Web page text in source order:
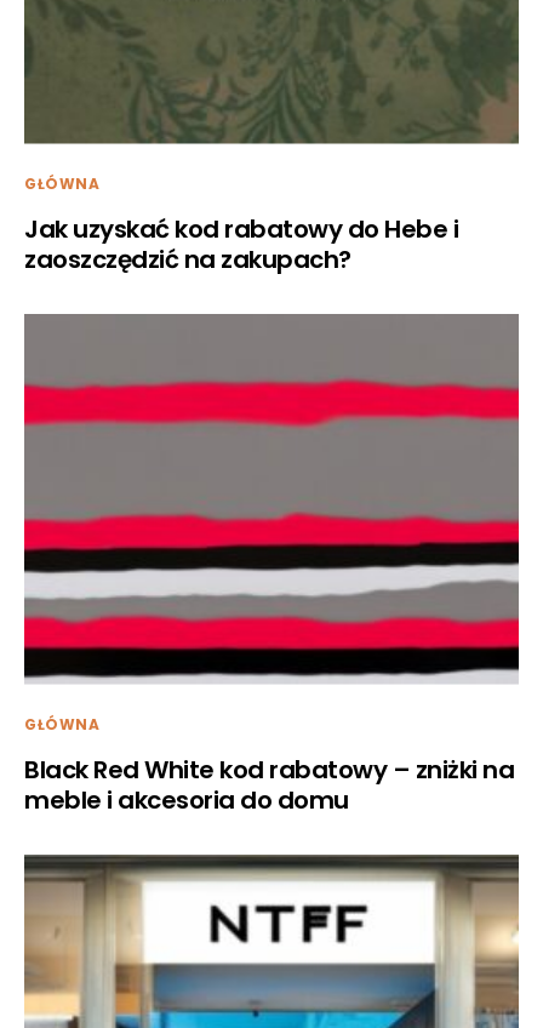
GŁÓWNA
Jak uzyskać kod rabatowy do Hebe i
zaoszczędzić na zakupach?
GŁÓWNA
Black Red White kod rabatowy – zniżki na
meble i akcesoria do domu